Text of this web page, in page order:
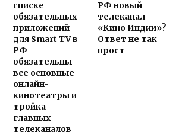
списке
обязательных
приложений
для Smart TV в
РФ
обязательны
все основные
онлайн-
кинотеатры и
тройка
главных
телеканалов
РФ новый
телеканал
«Кино Индии»?
Ответ не так
прост